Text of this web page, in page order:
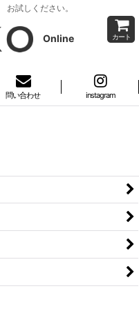
試しください。
Online カート
問い合わせ instagram